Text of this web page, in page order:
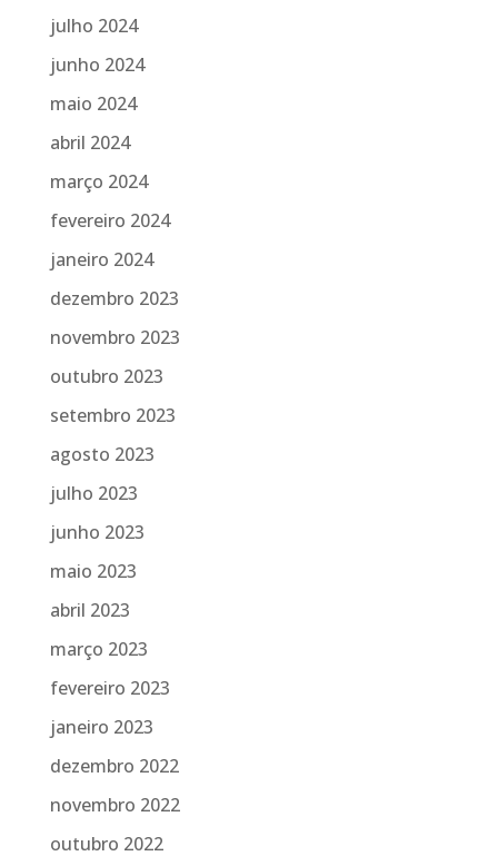
julho 2024
junho 2024
maio 2024
abril 2024
março 2024
fevereiro 2024
janeiro 2024
dezembro 2023
novembro 2023
outubro 2023
setembro 2023
agosto 2023
julho 2023
junho 2023
maio 2023
abril 2023
março 2023
fevereiro 2023
janeiro 2023
dezembro 2022
novembro 2022
outubro 2022